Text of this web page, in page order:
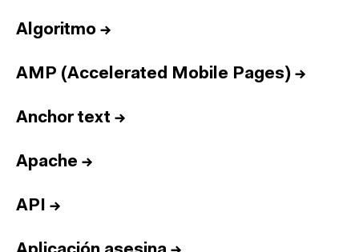
Algoritmo →
AMP (Accelerated Mobile Pages) →
Anchor text →
Apache →
API →